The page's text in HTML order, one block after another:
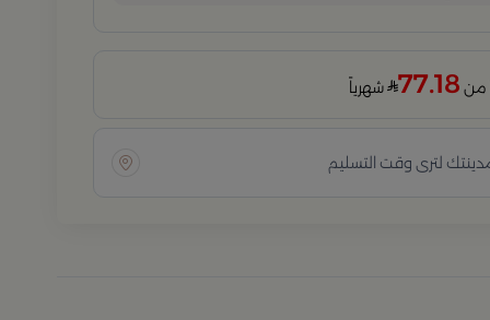
77.18 شهرياً
لترى وقت التسليم